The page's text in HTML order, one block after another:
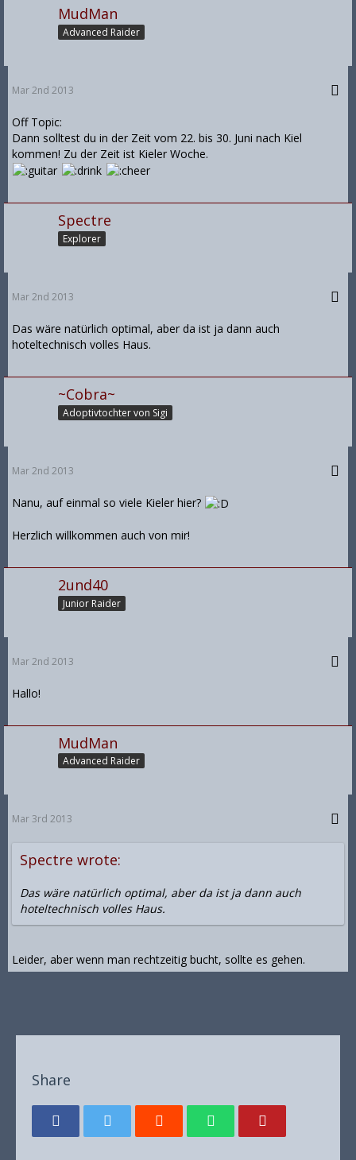
MudMan
Advanced Raider
Mar 2nd 2013
Off Topic:
Dann solltest du in der Zeit vom 22. bis 30. Juni nach Kiel
kommen! Zu der Zeit ist Kieler Woche.
Spectre
Explorer
Mar 2nd 2013
Das wäre natürlich optimal, aber da ist ja dann auch
hoteltechnisch volles Haus.
~Cobra~
Adoptivtochter von Sigi
Mar 2nd 2013
Nanu, auf einmal so viele Kieler hier?
Herzlich willkommen auch von mir!
2und40
Junior Raider
Mar 2nd 2013
Hallo!
MudMan
Advanced Raider
Mar 3rd 2013
Spectre wrote:
Das wäre natürlich optimal, aber da ist ja dann auch
hoteltechnisch volles Haus.
Leider, aber wenn man rechtzeitig bucht, sollte es gehen.
Share